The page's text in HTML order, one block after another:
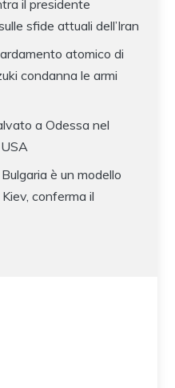
il presidente
sfide attuali dell’Iran
atomico di
condanna le armi
a Odessa nel
è un modello
conferma il